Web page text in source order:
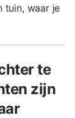
tuin, waar je
te
zijn